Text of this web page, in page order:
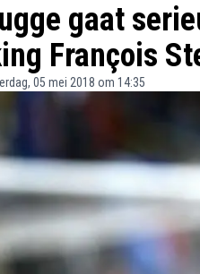
gaat
François
05 mei 2018 om 14:35